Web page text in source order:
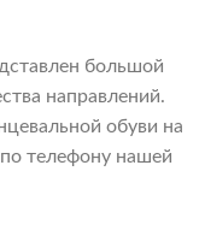
большой
направлений.
обуви на
телефону нашей